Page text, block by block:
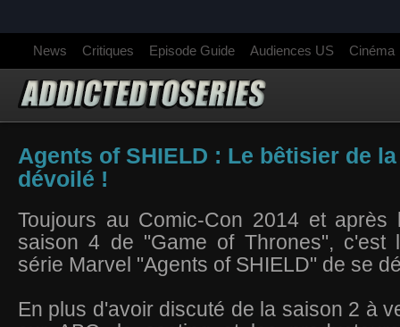
News Critiques Episode Guide Audiences US Cinéma
Agents of SHIELD : Le bêtisier de
dévoilé !
Toujours au Comic-Con 2014 et
saison 4 de "Game of Thrones", c'est
série Marvel "Agents of SHIELD" de se
En plus d'avoir discuté de la saison 2 à